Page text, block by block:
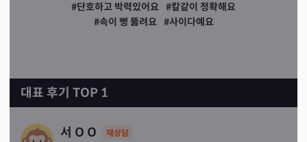
#단호하고 박력있어요 #칼같이 정확해요
#속이 뻥 뚫려요 #사이다예요
대표 후기 TOP 1
서 O O 재상담